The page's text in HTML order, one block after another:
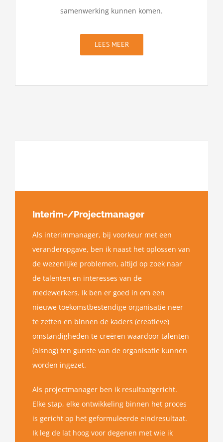
samenwerking kunnen komen.
LEES MEER
Interim-/Projectmanager
Als interimmanager, bij voorkeur met een
veranderopgave, ben ik naast het oplossen van
de wezenlijke problemen, altijd op zoek naar
de talenten en interesses van de
medewerkers. Ik ben er goed in om een
nieuwe toekomstbestendige organisatie neer
te zetten en binnen de kaders (creatieve)
omstandigheden te creëren waardoor talenten
(alsnog) ten gunste van de organisatie kunnen
worden ingezet.
Als projectmanager ben ik resultaatgericht.
Elke stap, elke ontwikkeling binnen het proces
is gericht op het geformuleerde eindresultaat.
Ik leg de lat hoog voor degenen met wie ik